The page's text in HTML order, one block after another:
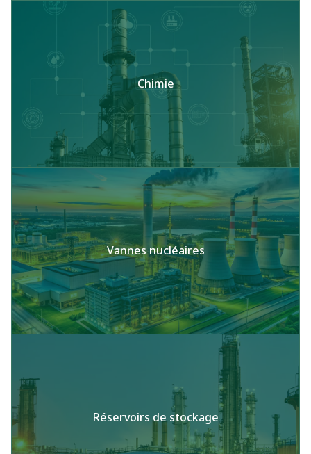
Chimie
Vannes nucléaires
Réservoirs de stockage